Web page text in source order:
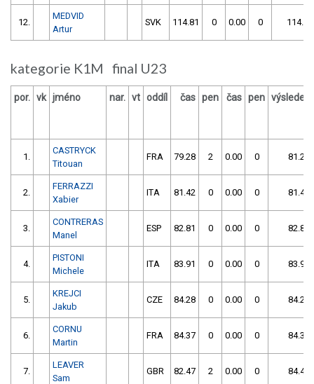
12.
MEDVID
Artur
SVK 114.81 0 0.00 0 114.81
kategorie K1M final U23
por. vk jméno nar. vt oddíl čas pen čas pen výsledek
1.
CASTRYCK
Titouan
FRA 79.28 2 0.00 0 81.28
2.
FERRAZZI
Xabier
ITA 81.42 0 0.00 0 81.42
3.
CONTRERAS
Manel
ESP 82.81 0 0.00 0 82.81
4.
PISTONI
Michele
ITA 83.91 0 0.00 0 83.91
5.
KREJCI
Jakub
CZE 84.28 0 0.00 0 84.28
6.
CORNU
Martin
FRA 84.37 0 0.00 0 84.37
7.
LEAVER
Sam
GBR 82.47 2 0.00 0 84.47